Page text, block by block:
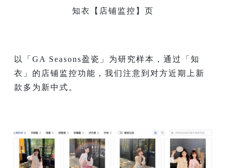
知衣【店铺监控】页
以「GA Seasons盈瓷」为研究样本，通过「知
衣」的店铺监控功能，我们注意到对方近期上新
款多为新中式。